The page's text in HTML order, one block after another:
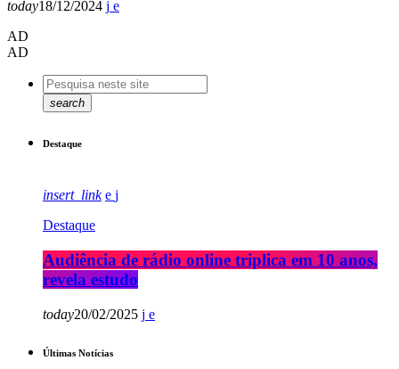
today18/12/2024
AD
AD
search
Destaque
insert_link
Destaque
Audiência de rádio online triplica em 10 anos,
revela estudo
today20/02/2025
Últimas Notícias